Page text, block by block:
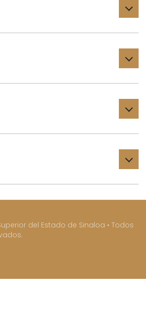
del Estado de Sinaloa • Todos